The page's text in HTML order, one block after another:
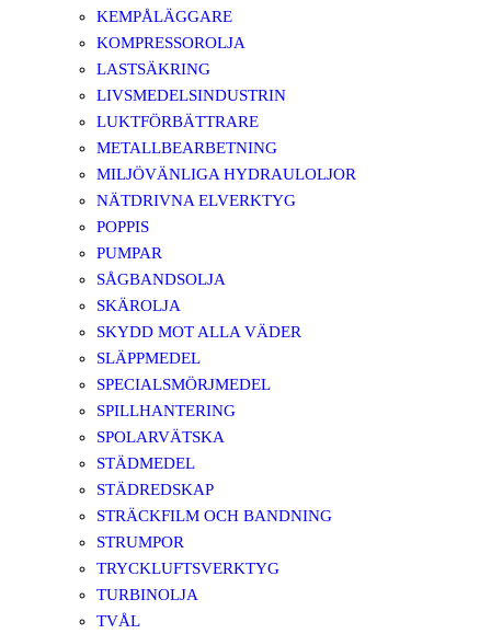
KEMPÅLÄGGARE
KOMPRESSOROLJA
LASTSÄKRING
LIVSMEDELSINDUSTRIN
LUKTFÖRBÄTTRARE
METALLBEARBETNING
MILJÖVÄNLIGA HYDRAULOLJOR
NÄTDRIVNA ELVERKTYG
POPPIS
PUMPAR
SÅGBANDSOLJA
SKÄROLJA
SKYDD MOT ALLA VÄDER
SLÄPPMEDEL
SPECIALSMÖRJMEDEL
SPILLHANTERING
SPOLARVÄTSKA
STÄDMEDEL
STÄDREDSKAP
STRÄCKFILM OCH BANDNING
STRUMPOR
TRYCKLUFTSVERKTYG
TURBINOLJA
TVÅL